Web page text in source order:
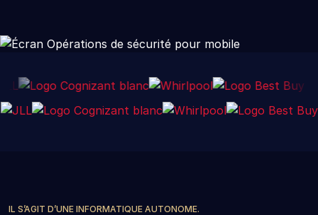
IL S’AGIT D’UNE INFORMATIQUE AUTONOME.